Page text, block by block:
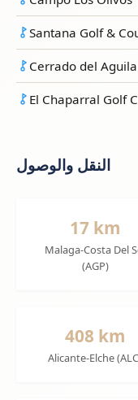
Santana Golf &
Cerrado del
El Chaparral Golf
النقل والوصول
17 km
Malaga-Costa Del
(AGP)
408 km
Alicante-Elche